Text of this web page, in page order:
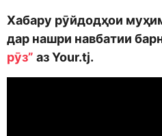
Хабару рӯйдодҳои
дар нашри навбатии
рӯз” аз Your.tj.